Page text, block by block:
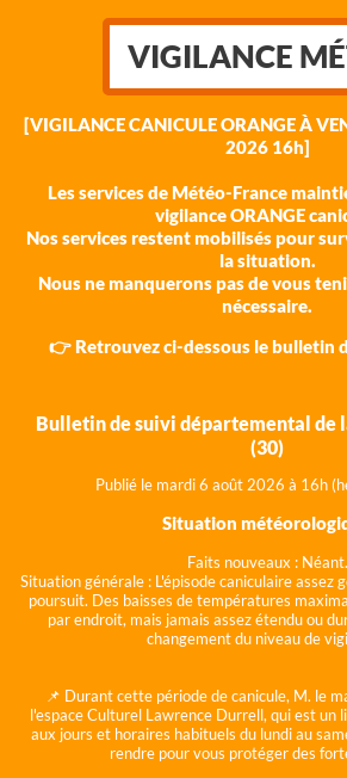
VIGILANCE
[VIGILANCE CANICULE ORANGE À
2026 16h]
Les services de Météo-France
vigilance ORANGE
Nos services restent mobilisés pour
la situation.
Nous ne manquerons pas de vous
nécessaire.
👉 Retrouvez ci-dessous le bulletin
Bulletin de suivi départemental de
(30)
Publié le mardi 6 août 2026 à 16h
Situation
Faits nouveaux : Néant.
Situation générale : L'épisode caniculaire assez
poursuit. Des baisses de températures
par endroit, mais jamais assez étendu ou
changement du niveau de
📌 Durant cette période de canicule, M. le
l'espace Culturel Lawrence Durrell, qui est un
aux jours et horaires habituels du lundi au
rendre pour vous protéger des